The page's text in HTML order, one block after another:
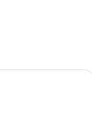
Centre